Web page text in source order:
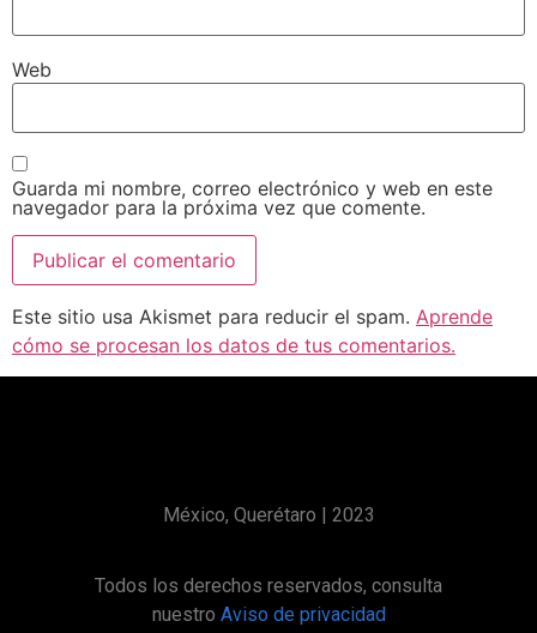
Web
Guarda mi nombre, correo electrónico y web en este
navegador para la próxima vez que comente.
Este sitio usa Akismet para reducir el spam. Aprende
cómo se procesan los datos de tus comentarios.
México, Querétaro | 2023
Todos los derechos reservados, consulta
nuestro Aviso de privacidad